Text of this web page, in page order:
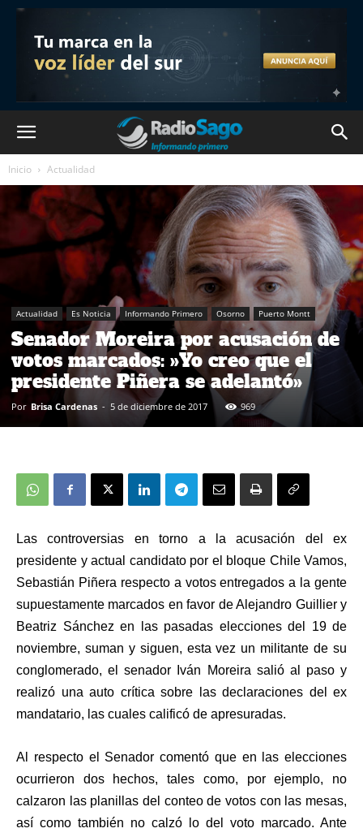
Inicio Actualidad
Actualidad Es Noticia Informando Primero Osorno Puerto Montt
Senador Moreira por acusación de
votos marcados: »Yo creo que el
presidente Piñera se adelantó»
Por Brisa Cardenas - 5 de diciembre de 2017 969
Las controversias en torno a la acusación del ex
presidente y actual candidato por el bloque Chile Vamos,
Sebastián Piñera respecto a votos entregados a la gente
supuestamente marcados en favor de Alejandro Guillier y
Beatriz Sánchez en las pasadas elecciones del 19 de
noviembre, suman y siguen, esta vez un militante de su
conglomerado, el senador Iván Moreira salió al paso y
realizó una auto crítica sobre las declaraciones del ex
mandatario, las cuales calificó de apresuradas.
Al respecto el Senador comentó que en las elecciones
ocurrieron dos hechos, tales como, por ejemplo, no
calzaron las planillas del conteo de votos con las mesas,
así como también no calzó lo del voto marcado. Ante